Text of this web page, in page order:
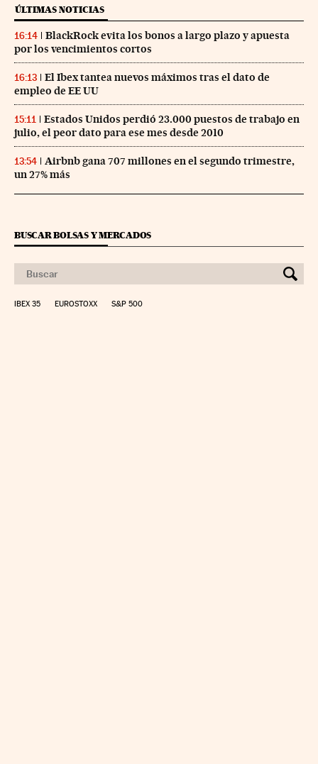
ÚLTIMAS NOTICIAS
16:14
BlackRock evita los bonos a largo plazo y apuesta
por los vencimientos cortos
16:13
El Ibex tantea nuevos máximos tras el dato de
empleo de EE UU
15:11
Estados Unidos perdió 23.000 puestos de trabajo en
julio, el peor dato para ese mes desde 2010
13:54
Airbnb gana 707 millones en el segundo trimestre,
un 27% más
BUSCAR BOLSAS Y MERCADOS
IBEX 35 EUROSTOXX S&P 500